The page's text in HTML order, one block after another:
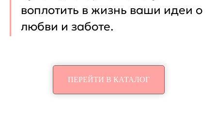
воплотить в жизнь ваши идеи о
любви и заботе.
ПЕРЕЙТИ В КАТАЛОГ